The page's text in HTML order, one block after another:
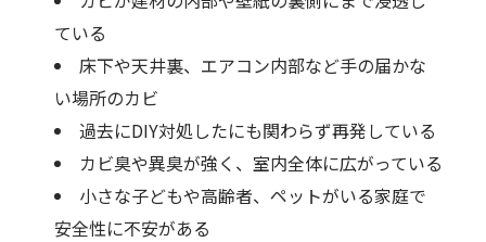
ている
床下や天井裏、エアコン内部など手の届かな
い場所のカビ
過去にDIY対処したにも関わらず再発している
カビ臭や異臭が強く、室内全体に広がっている
小さな子どもや高齢者、ペットがいる家庭で
安全性に不安がある